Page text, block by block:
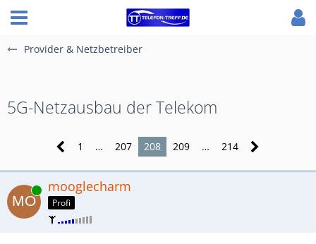
Provider & Netzbetreiber
5G-Netzausbau der Telekom
1 … 207 208 209 … 214
Online mooglecharm
Profi